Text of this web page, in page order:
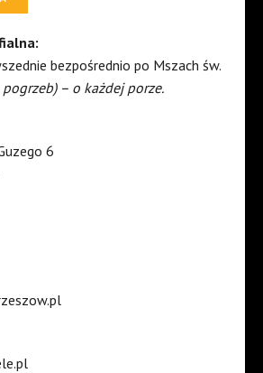
bezpośrednio po Mszach św.
– o każdej porze.
6